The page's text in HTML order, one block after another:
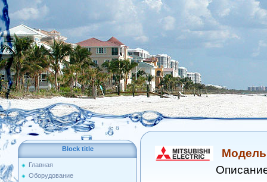
Block title
Главная
Оборудование
Модель